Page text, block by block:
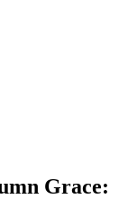
Grace: